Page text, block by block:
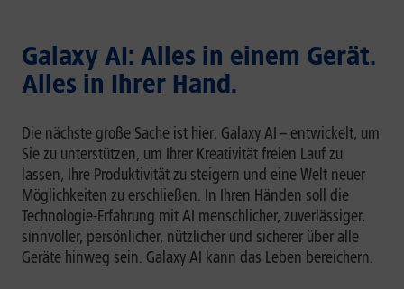
Galaxy AI: Alles in einem Gerät.
Alles in Ihrer Hand.
Die nächste große Sache ist hier. Galaxy AI – entwickelt, um
Sie zu unterstützen, um Ihrer Kreativität freien Lauf zu
lassen, Ihre Produktivität zu steigern und eine Welt neuer
Möglichkeiten zu erschließen. In Ihren Händen soll die
Technologie-Erfahrung mit AI menschlicher, zuverlässiger,
sinnvoller, persönlicher, nützlicher und sicherer über alle
Geräte hinweg sein. Galaxy AI kann das Leben bereichern.